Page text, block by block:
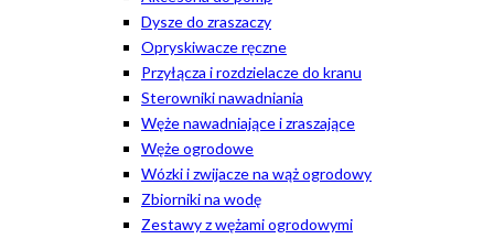
Dysze do zraszaczy
Opryskiwacze ręczne
Przyłącza i rozdzielacze do kranu
Sterowniki nawadniania
Węże nawadniające i zraszające
Węże ogrodowe
Wózki i zwijacze na wąż ogrodowy
Zbiorniki na wodę
Zestawy z wężami ogrodowymi